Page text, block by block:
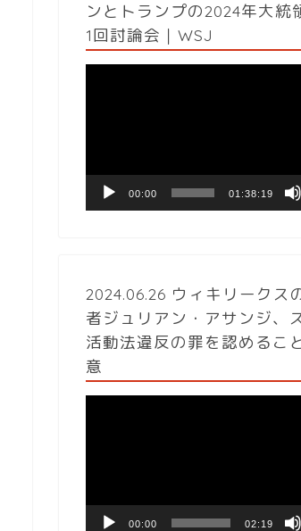
ンとトランプの2024年大統
1回討論会｜WSJ
ヤ
00:00 01:38:19
2024.06.26 ウィキリークス
者ジュリアン・アサンジ、
活動法違反の罪を認めるこ
意
ヤ
00:00 02:19